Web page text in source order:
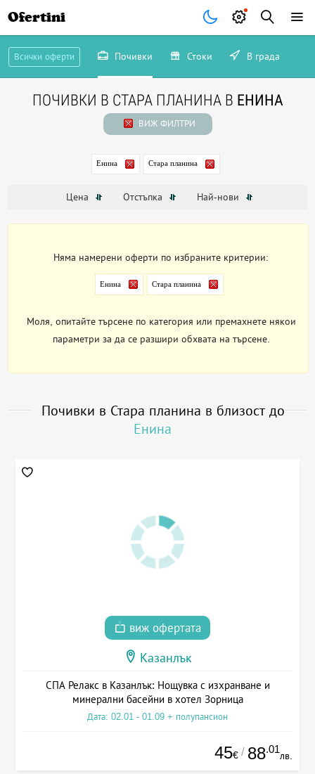
Ofertini
Всички оферти Почивки Стоки В града
ПОЧИВКИ В СТАРА ПЛАНИНА В ЕНИНА
ВИЖ ФИЛТРИ
Енина Стара планина
Цена Отстъпка Най-нови
Няма намерени оферти по избраните критерии:
Енина Стара планина
Моля, опитайте търсене по категория или премахнете някои
параметри за да се разшири обхвата на търсене.
Почивки в Стара планина в близост до
Енина
виж офертата
Казанлък
СПА Релакс в Казанлък: Нощувка с изхранване и
минерални басейни в хотел Зорница
Дата: 02.01 - 01.09 + полупансион
45€ / 88.01
лв.